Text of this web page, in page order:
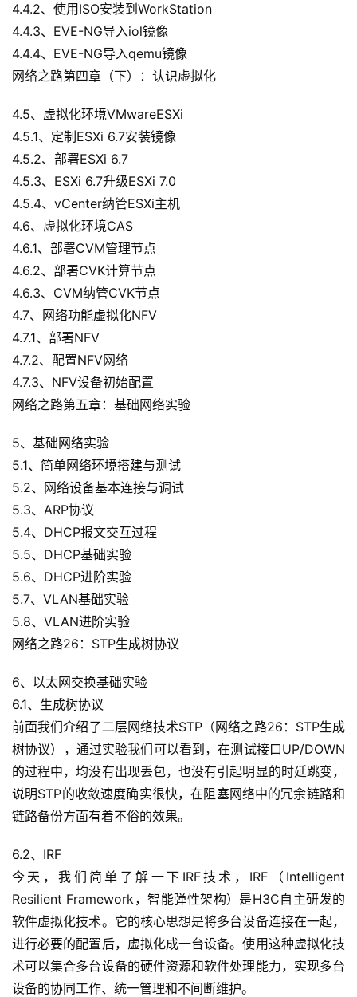
4.4.2、使用ISO安装到WorkStation
4.4.3、EVE-NG导入iol镜像
4.4.4、EVE-NG导入qemu镜像
网络之路第四章（下）：认识虚拟化
4.5、虚拟化环境VMwareESXi
4.5.1、定制ESXi 6.7安装镜像
4.5.2、部署ESXi 6.7
4.5.3、ESXi 6.7升级ESXi 7.0
4.5.4、vCenter纳管ESXi主机
4.6、虚拟化环境CAS
4.6.1、部署CVM管理节点
4.6.2、部署CVK计算节点
4.6.3、CVM纳管CVK节点
4.7、网络功能虚拟化NFV
4.7.1、部署NFV
4.7.2、配置NFV网络
4.7.3、NFV设备初始配置
网络之路第五章：基础网络实验
5、基础网络实验
5.1、简单网络环境搭建与测试
5.2、网络设备基本连接与调试
5.3、ARP协议
5.4、DHCP报文交互过程
5.5、DHCP基础实验
5.6、DHCP进阶实验
5.7、VLAN基础实验
5.8、VLAN进阶实验
网络之路26：STP生成树协议
6、以太网交换基础实验
6.1、生成树协议
前面我们介绍了二层网络技术STP（网络之路26：STP生成
树协议），通过实验我们可以看到，在测试接口UP/DOWN
的过程中，均没有出现丢包，也没有引起明显的时延跳变，
说明STP的收敛速度确实很快，在阻塞网络中的冗余链路和
链路备份方面有着不俗的效果。
6.2、IRF
今天，我们简单了解一下IRF技术，IRF（Intelligent
Resilient Framework，智能弹性架构）是H3C自主研发的
软件虚拟化技术。它的核心思想是将多台设备连接在一起，
进行必要的配置后，虚拟化成一台设备。使用这种虚拟化技
术可以集合多台设备的硬件资源和软件处理能力，实现多台
设备的协同工作、统一管理和不间断维护。